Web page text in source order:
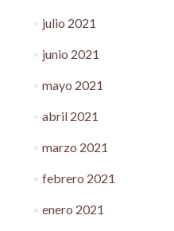
julio 2021
junio 2021
mayo 2021
abril 2021
marzo 2021
febrero 2021
enero 2021